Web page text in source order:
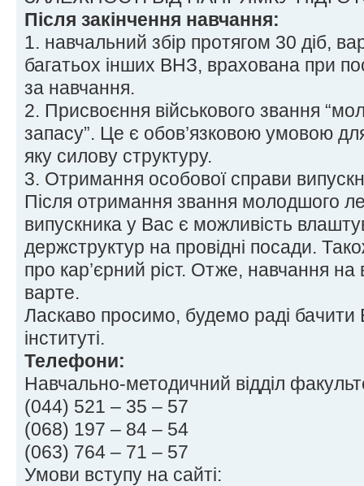
Після закінчення навчання:
1. навчальний збір протягом 30 діб,
багатьох інших ВНЗ, врахована при
за навчання.
2. Присвоєння військового звання
запасу”. Це є обов’язковою умовою
яку силову структуру.
3. Отримання особової справи
Після отримання звання молодшого
випускника у Вас є можливість
держструктур на провідні посади.
про кар’єрний ріст. Отже, навчання на
варте.
Ласкаво просимо, будемо раді
інституті.
Телефони:
Навчально-методичний відділ
(044) 521 – 35 – 57
(068) 197 – 84 – 54
(063) 764 – 71 – 57
Умови вступу на сайті: